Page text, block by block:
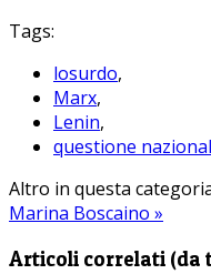
Tags:
losurdo,
Marx,
Lenin,
questione
Altro in questa
Marina Boscaino »
Articoli correlati (da